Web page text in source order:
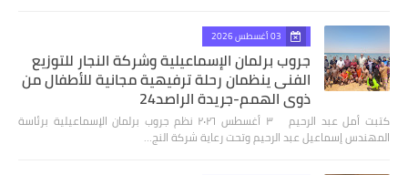
03 أغسطس 2026
جروب برلمان الإسماعيلية وشركة النجار للتوزيع
الفنى ينظمان رحلة ترفيهية مجانية للأطفال من
ذوي الهمم-جريدة الراصد24
كتبت أمل عبد الرحيم ٣ أغسطس ٢٠٢٦ نظم جروب برلمان الإسماعيلية برئاسة
المهندس إسماعيل عبد الرحيم وتحت رعاية شركة النج…